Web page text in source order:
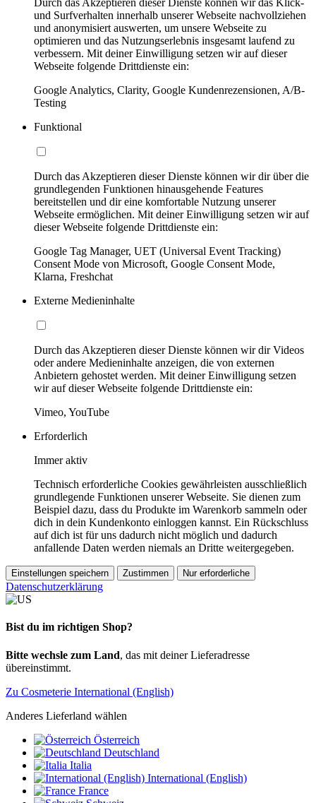
Durch das Akzeptieren dieser Dienste können wir das Klick-
und Surfverhalten innerhalb unserer Webseite nachvollziehen
und anonymisiert auswerten, um unsere Webseite zu
optimieren und das Nutzungserlebnis insgesamt laufend zu
verbessern. Mit deiner Einwilligung setzen wir auf dieser
Webseite folgende Drittdienste ein:
Google Analytics, Clarity, Google Kundenrezensionen, A/B-
Testing
Funktional
Durch das Akzeptieren dieser Dienste können wir dir über die
grundlegenden Funktionen hinausgehende Features
bereitstellen und dir eine komfortable Nutzung unserer
Webseite ermöglichen. Mit deiner Einwilligung setzen wir auf
dieser Webseite folgende Drittdienste ein:
Google Tag Manager, UET (Universal Event Tracking)
Consent Mode von Microsoft, Google Consent Mode,
Klarna, Freshchat
Externe Medieninhalte
Durch das Akzeptieren dieser Dienste können wir dir Videos
oder andere Medieninhalte anzeigen, die von externen
Anbietern gehostet werden. Mit deiner Einwilligung setzen
wir auf dieser Webseite folgende Drittdienste ein:
Vimeo, YouTube
Erforderlich
Immer aktiv
Technisch erforderliche Cookies gewährleisten ausschließlich
grundlegende Funktionen unserer Webseite. Sie dienen zum
Beispiel dazu, dass du Produkte im Warenkorb sammeln oder
dich in dein Kundenkonto einloggen kannst. Ein Rückschluss
auf dich ist für uns dadurch nicht möglich und dadurch
anfallende Daten werden niemals an Dritte weitergegeben.
Einstellungen speichern Zustimmen Nur erforderliche
Datenschutzerklärung
Bist du im richtigen Shop?
Bitte wechsle zum Land, das mit deiner Lieferadresse
übereinstimmt.
Zu Cosmeterie International (English)
Anderes Lieferland wählen
Österreich
Deutschland
Italia
International (English)
France